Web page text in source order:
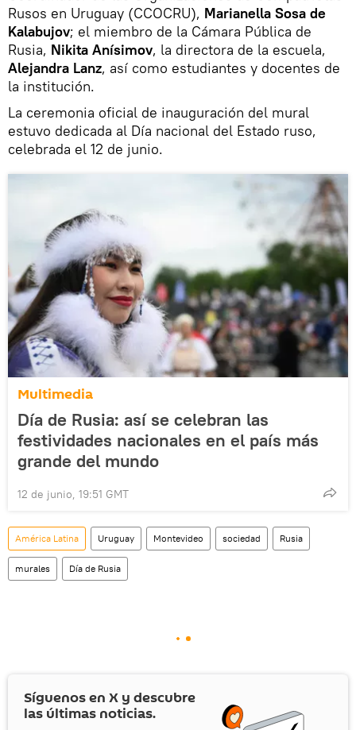
Rusos en Uruguay (CCOCRU), Marianella Sosa de
Kalabujov; el miembro de la Cámara Pública de
Rusia, Nikita Anísimov, la directora de la escuela,
Alejandra Lanz, así como estudiantes y docentes de
la institución.
La ceremonia oficial de inauguración del mural
estuvo dedicada al Día nacional del Estado ruso,
celebrada el 12 de junio.
Multimedia
Día de Rusia: así se celebran las
festividades nacionales en el país más
grande del mundo
12 de junio, 19:51 GMT
América Latina Uruguay Montevideo sociedad Rusia
murales Día de Rusia
Síguenos en X y descubre
las últimas noticias.